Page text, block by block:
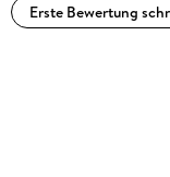
Erste Bewertung